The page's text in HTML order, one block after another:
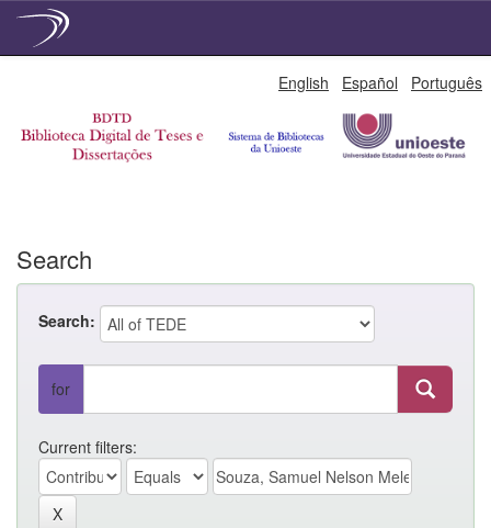
English Español Português
Search
Search:
for
Current filters: